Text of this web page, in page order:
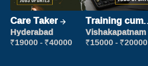
Care Taker
Hyderabad
₹19000 - ₹40000
Training cum
Placement
Vishakapatnam
₹15000 - ₹20000